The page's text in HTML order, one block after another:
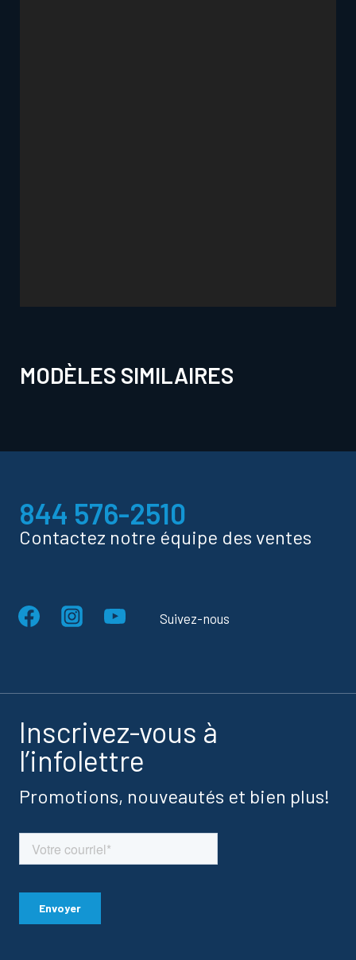
MODÈLES SIMILAIRES
844 576-2510
Contactez notre équipe des ventes
Suivez-nous
Inscrivez-vous à
l’infolettre
Promotions, nouveautés et bien plus!